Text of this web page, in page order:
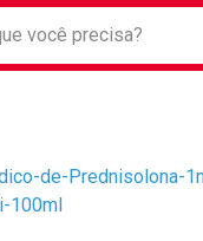
APP e aproveite Ofertas
home
página
você precisa?